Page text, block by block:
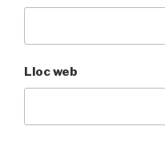
Lloc web